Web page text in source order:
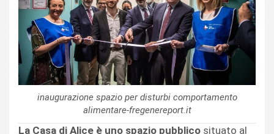
inaugurazione spazio per disturbi comportamento
alimentare-fregenereport.it
La Casa di Alice è uno spazio pubblico situato al